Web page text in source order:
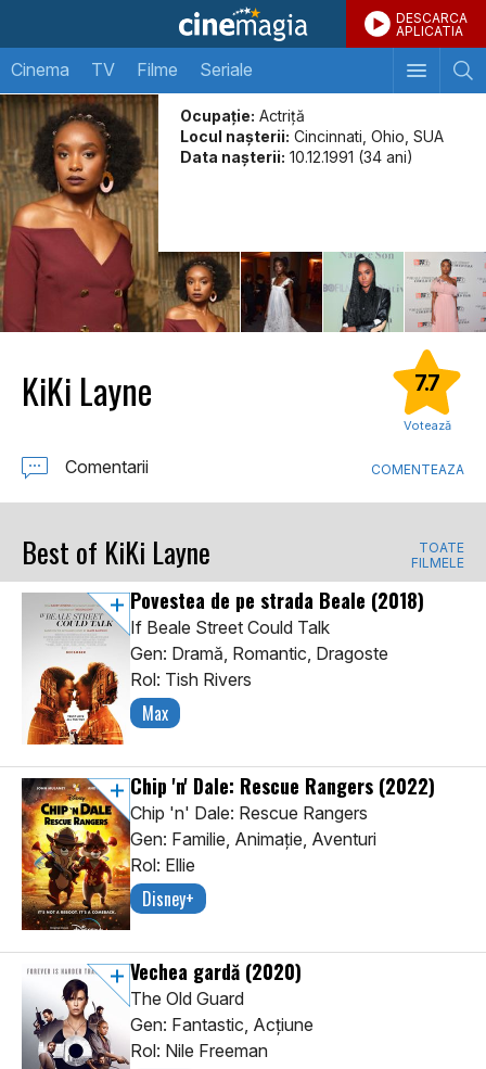
DESCARCA
APLICATIA
Cinema TV Filme Seriale
Ocupație: Actriță
Locul naşterii: Cincinnati, Ohio, SUA
Data naşterii: 10.12.1991 (34 ani)
KiKi Layne 7.7
Votează
Comentarii COMENTEAZA
Best of KiKi Layne
TOATE
FILMELE
Povestea de pe strada Beale (2018)
If Beale Street Could Talk
Gen: Dramă, Romantic, Dragoste
Rol: Tish Rivers
Max
Chip 'n' Dale: Rescue Rangers (2022)
Chip 'n' Dale: Rescue Rangers
Gen: Familie, Animaţie, Aventuri
Rol: Ellie
Disney+
Vechea gardă (2020)
The Old Guard
Gen: Fantastic, Acţiune
Rol: Nile Freeman